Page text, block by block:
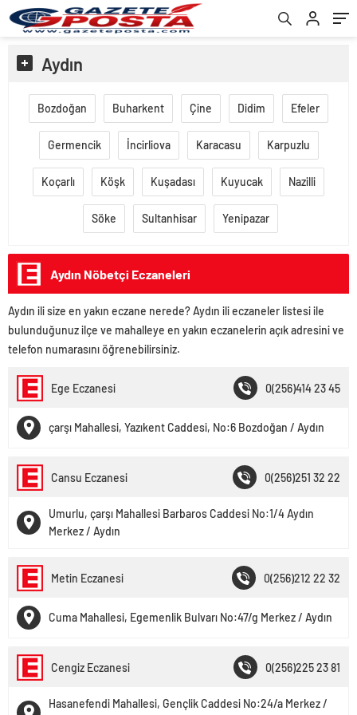
Aydın
Bozdoğan Buharkent Çine Didim Efeler
Germencik İncirliova Karacasu Karpuzlu
Koçarlı Köşk Kuşadası Kuyucak Nazilli
Söke Sultanhisar Yenipazar
Aydın Nöbetçi Eczaneleri
Aydın ili size en yakın eczane nerede? Aydın ili eczaneler listesi ile
bulunduğunuz ilçe ve mahalleye en yakın eczanelerin açık adresini ve
telefon numarasını öğrenebilirsiniz.
Ege Eczanesi 0(256)414 23 45
çarşı Mahallesi, Yazıkent Caddesi, No:6 Bozdoğan / Aydın
Cansu Eczanesi 0(256)251 32 22
Umurlu, çarşı Mahallesi Barbaros Caddesi No:1/4 Aydın
Merkez / Aydın
Metin Eczanesi 0(256)212 22 32
Cuma Mahallesi, Egemenlik Bulvarı No:47/g Merkez / Aydın
Cengiz Eczanesi 0(256)225 23 81
Hasanefendi Mahallesi, Gençlik Caddesi No:24/a Merkez /